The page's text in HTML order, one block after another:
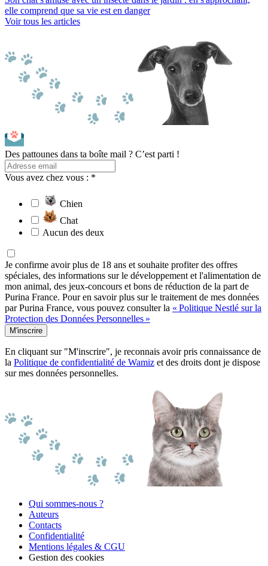
elle comprend que sa vie est en danger
Voir tous les articles
Des pattounes dans ta boîte mail ? C’est parti !
Vous avez chez vous : *
Chien
Chat
Aucun des deux
Je confirme avoir plus de 18 ans et souhaite profiter des offres
spéciales, des informations sur le développement et l'alimentation de
mon animal, des jeux-concours et bons de réduction de la part de
Purina France. Pour en savoir plus sur le traitement de mes données
par Purina France, vous pouvez consulter la « Politique Nestlé sur la
Protection des Données Personnelles »
M'inscrire
En cliquant sur "M'inscrire", je reconnais avoir pris connaissance de
la Politique de confidentialité de Wamiz et des droits dont je dispose
sur mes données personnelles.
Qui sommes-nous ?
Auteurs
Contacts
Confidentialité
Mentions légales & CGU
Gestion des cookies